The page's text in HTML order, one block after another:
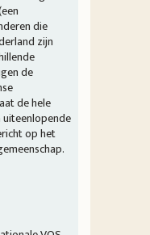
die
zijn
de
de hele
uiteenlopende
op het